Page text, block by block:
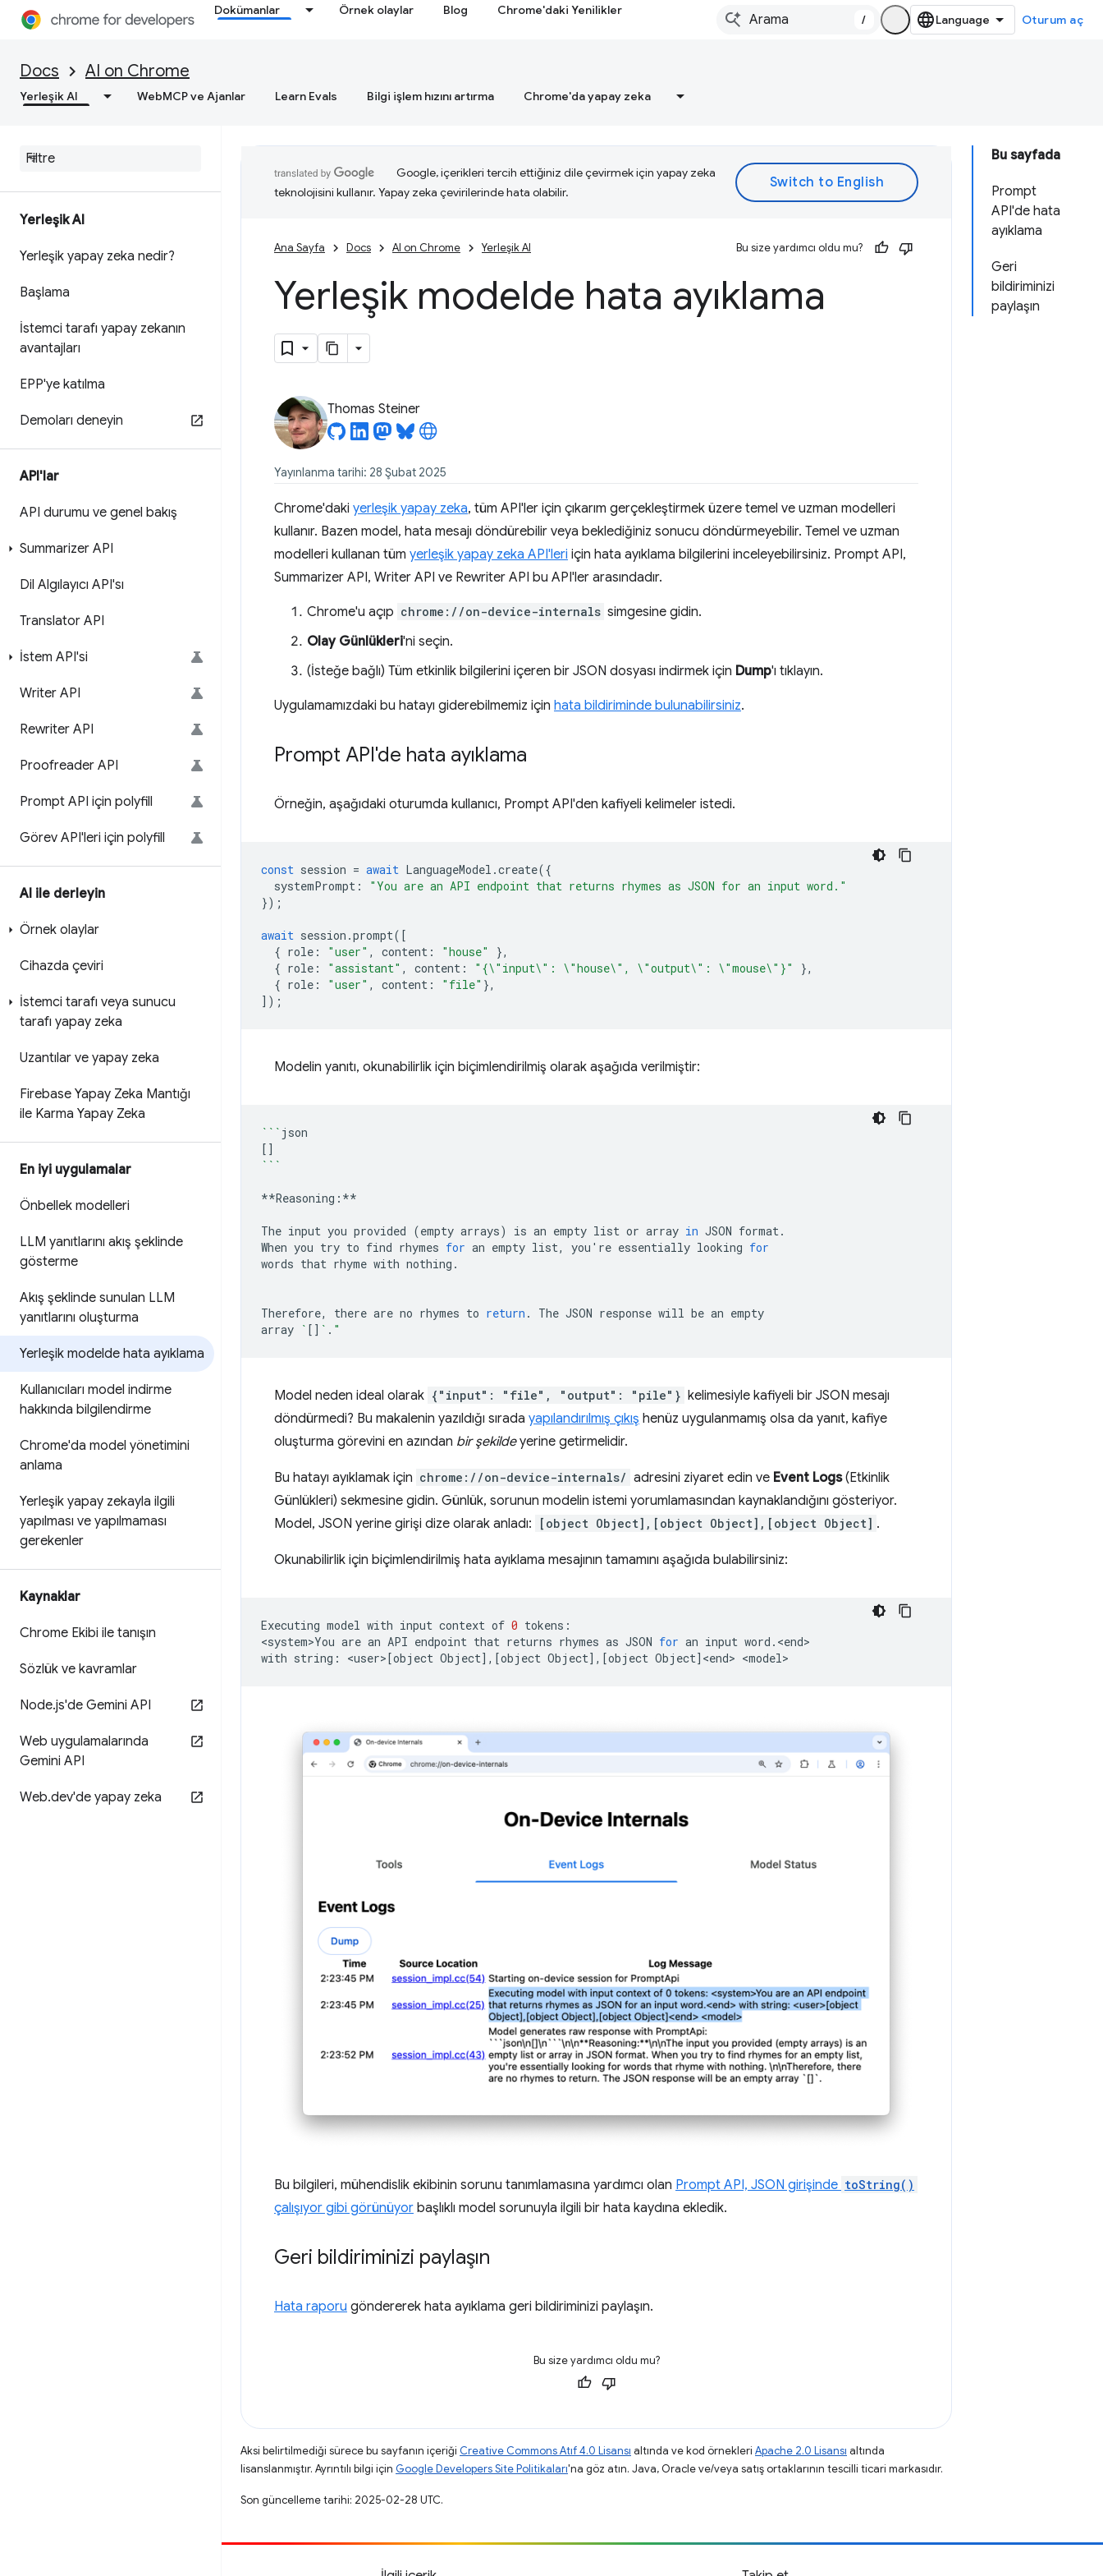
Dokümanlar Örnek olaylar Blog Chrome'daki Yenilikler
/ Oturum aç
Docs AI on Chrome
Yerleşik AI WebMCP ve Ajanlar Learn Evals Bilgi işlem hızını artırma Chrome'da yapay zeka
Yerleşik AI
Yerleşik yapay zeka nedir?
Başlama
İstemci tarafı yapay zekanın
avantajları
EPP'ye katılma
Demoları deneyin
API'lar
API durumu ve genel bakış
Summarizer API
Dil Algılayıcı API'sı
Translator API
İstem API'si
Writer API
Rewriter API
Proofreader API
Prompt API için polyfill
Görev API'leri için polyfill
AI ile derleyin
Örnek olaylar
Cihazda çeviri
İstemci tarafı veya sunucu
tarafı yapay zeka
Uzantılar ve yapay zeka
Firebase Yapay Zeka Mantığı
ile Karma Yapay Zeka
En iyi uygulamalar
Önbellek modelleri
LLM yanıtlarını akış şeklinde
gösterme
Akış şeklinde sunulan LLM
yanıtlarını oluşturma
Yerleşik modelde hata ayıklama
Kullanıcıları model indirme
hakkında bilgilendirme
Chrome'da model yönetimini
anlama
Yerleşik yapay zekayla ilgili
yapılması ve yapılmaması
gerekenler
Kaynaklar
Chrome Ekibi ile tanışın
Sözlük ve kavramlar
Node.js'de Gemini API
Web uygulamalarında
Gemini API
Web.dev'de yapay zeka
Bu sayfada
Prompt
API'de hata
ayıklama
Geri
bildiriminizi
paylaşın
Google, içerikleri tercih ettiğiniz dile çevirmek için yapay zeka
teknolojisini kullanır. Yapay zeka çevirilerinde hata olabilir.
Ana Sayfa Docs AI on Chrome Yerleşik AI Bu size yardımcı oldu mu?
Yerleşik modelde hata ayıklama
Thomas Steiner
Yayınlanma tarihi: 28 Şubat 2025
Chrome'daki yerleşik yapay zeka, tüm API'ler için çıkarım gerçekleştirmek üzere temel ve uzman modelleri
kullanır. Bazen model, hata mesajı döndürebilir veya beklediğiniz sonucu döndürmeyebilir. Temel ve uzman
modelleri kullanan tüm yerleşik yapay zeka API'leri için hata ayıklama bilgilerini inceleyebilirsiniz. Prompt API,
Summarizer API, Writer API ve Rewriter API bu API'ler arasındadır.
Chrome'u açıp chrome://on-device-internals simgesine gidin.
Olay Günlükleri'ni seçin.
(İsteğe bağlı) Tüm etkinlik bilgilerini içeren bir JSON dosyası indirmek için Dump'ı tıklayın.
Uygulamamızdaki bu hatayı giderebilmemiz için hata bildiriminde bulunabilirsiniz.
Prompt API'de hata ayıklama
Örneğin, aşağıdaki oturumda kullanıcı, Prompt API'den kafiyeli kelimeler istedi.
const session = await LanguageModel .create({
systemPrompt :
"You are an API endpoint that returns rhymes as JSON for an input word."
});
await session .prompt([
{ role : "user" , content : "house"
},
{ role : "assistant" , content : "{\"input\": \"house\", \"output\": \"mouse\"}"
},
{ role : "user" , content : "file" },
]);
Modelin yanıtı, okunabilirlik için biçimlendirilmiş olarak aşağıda verilmiştir:
```
[]
```
**Reasoning:**
The input you provided (empty arrays) is an empty list or array in JSON format.
When you try to find rhymes for an empty list, you ' re essentially looking for
words that rhyme with nothing.
Therefore, there are no rhymes to return . The JSON response will be an empty
array ` [] ` . "
Model neden ideal olarak {"input": "file", "output": "pile"} kelimesiyle kafiyeli bir JSON mesajı
döndürmedi? Bu makalenin yazıldığı sırada yapılandırılmış çıkış henüz uygulanmamış olsa da yanıt, kafiye
oluşturma görevini en azından bir şekildeyerine getirmelidir.
Bu hatayı ayıklamak için chrome://on-device-internals/ adresini ziyaret edin ve Event Logs(Etkinlik
Günlükleri) sekmesine gidin. Günlük, sorunun modelin istemi yorumlamasından kaynaklandığını gösteriyor.
Model, JSON yerine girişi dize olarak anladı:
[object Object],[object Object],[object Object] .
Okunabilirlik için biçimlendirilmiş hata ayıklama mesajının tamamını aşağıda bulabilirsiniz:
Executing model with input context of 0 tokens:
<system>You are an API endpoint that returns rhymes as JSON for an input word.<end>
with string: <user>[object Object] , [object Object] , [object Object] <end>
Bu bilgileri, mühendislik ekibinin sorunu tanımlamasına yardımcı olan Prompt API, JSON girişinde toString()
çalışıyor gibi görünüyor başlıklı model sorunuyla ilgili bir hata kaydına ekledik.
Geri bildiriminizi paylaşın
Hata raporu göndererek hata ayıklama geri bildiriminizi paylaşın.
Bu size yardımcı oldu mu?
Aksi belirtilmediği sürece bu sayfanın içeriği Creative Commons Atıf 4.0 Lisansı altında ve kod örnekleri Apache 2.0 Lisansı altında
lisanslanmıştır. Ayrıntılı bilgi için Google Developers Site Politikaları'na göz atın. Java, Oracle ve/veya satış ortaklarının tescilli ticari markasıdır.
Son güncelleme tarihi: 2025-02-28 UTC.